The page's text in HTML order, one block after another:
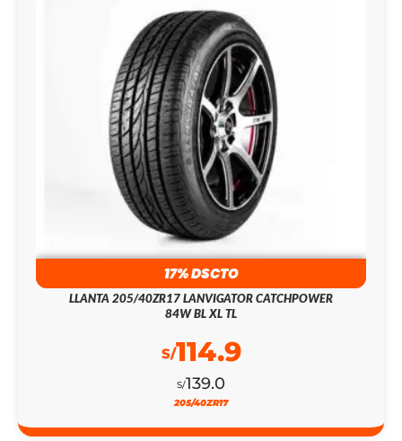
17% DSCTO
LLANTA 205/40ZR17 LANVIGATOR CATCHPOWER
84W BL XL TL
S/139.0
S/114.9
205/40ZR17